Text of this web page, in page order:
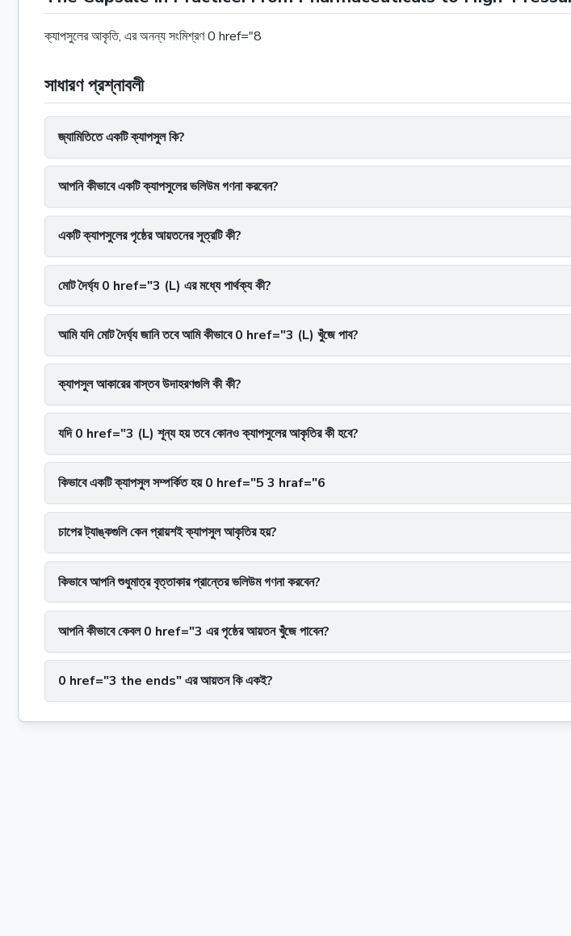
ক্যাপসুলের আকৃতি, এর অনন্য সংমিশ্রণ 0 href="8
সাধারণ প্রশ্নাবলী
জ্যামিতিতে একটি ক্যাপসুল কি?
আপনি কীভাবে একটি ক্যাপসুলের ভলিউম গণনা করবেন?
একটি ক্যাপসুলের পৃষ্ঠের আয়তনের সূত্রটি কী?
মোট দৈর্ঘ্য 0 href="3 (L) এর মধ্যে পার্থক্য কী?
আমি যদি মোট দৈর্ঘ্য জানি তবে আমি কীভাবে 0 href="3 (L) খুঁজে পাব?
ক্যাপসুল আকারের বাস্তব উদাহরণগুলি কী কী?
যদি 0 href="3 (L) শূন্য হয় তবে কোনও ক্যাপসুলের আকৃতির কী হবে?
কিভাবে একটি ক্যাপসুল সম্পর্কিত হয় 0 href="5 3 hraf="6
চাপের ট্যাঙ্কগুলি কেন প্রায়শই ক্যাপসুল আকৃতির হয়?
কিভাবে আপনি শুধুমাত্র বৃত্তাকার প্রান্তের ভলিউম গণনা করবেন?
আপনি কীভাবে কেবল 0 href="3 এর পৃষ্ঠের আয়তন খুঁজে পাবেন?
0 href="3 the ends" এর আয়তন কি একই?